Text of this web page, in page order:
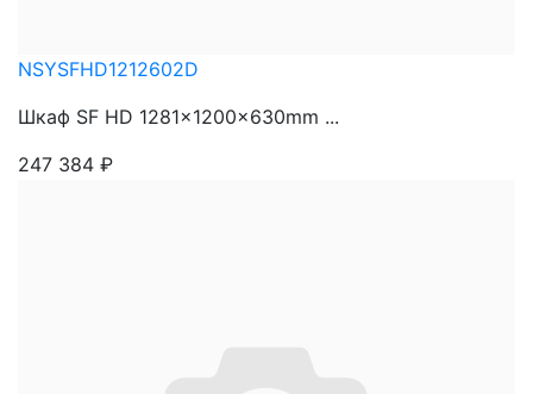
NSYSFHD1212602D
Шкаф SF HD 1281x1200x630mm ...
247 384 ₽